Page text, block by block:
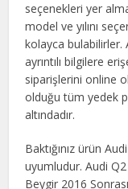
seçenekleri yer
model ve yılını
kolayca bulabilirler.
ayrıntılı bilgilere
siparişlerini online
olduğu tüm yedek
altındadır.
Baktığınız ürün
uyumludur. Audi
Beygir 2016